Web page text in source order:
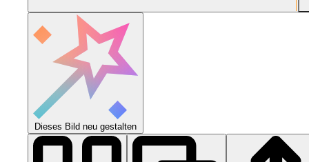
Dieses Bild neu gestalten